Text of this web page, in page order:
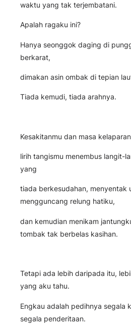
waktu yang tak terjembatani.
Apalah ragaku ini?
Hanya seonggok daging di
berkarat,
dimakan asin ombak di tepian
Tiada kemudi, tiada arahnya.
Kesakitanmu dan masa
lirih tangismu menembus langit-
yang
tiada berkesudahan, menyentak
mengguncang relung hatiku,
dan kemudian menikam
tombak tak berbelas kasihan.
Tetapi ada lebih daripada itu,
yang aku tahu.
Engkau adalah pedihnya segala
segala penderitaan.